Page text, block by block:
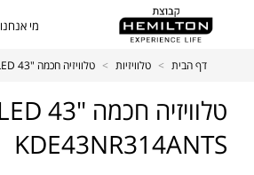
מי אנחנו
דף הבית > טלוויזיות > טלוויזיה חכמה "43 KONKA LED דגם KDE43NR314ANTS
KDE43NR314ANTS